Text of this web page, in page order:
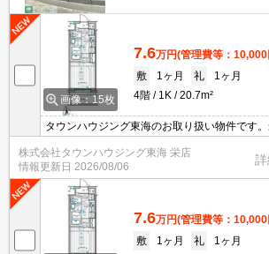
画像：15枚
7.6万円(管理費等：10,000
敷
1ヶ月 礼
1ヶ月
4階
1K 20.7m²
タウンハウジング東海のお取り扱い物件です。
詳細などお気軽にお問い合わせ下さい。
株式会社タウンハウジング東海 栄店
情報更新日 2026/08/06
7.6万円(管理費等：10,000
敷
1ヶ月 礼
1ヶ月